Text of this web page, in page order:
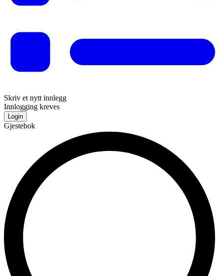
Skriv et nytt innlegg
Innlogging kreves
Login
Gjestebok